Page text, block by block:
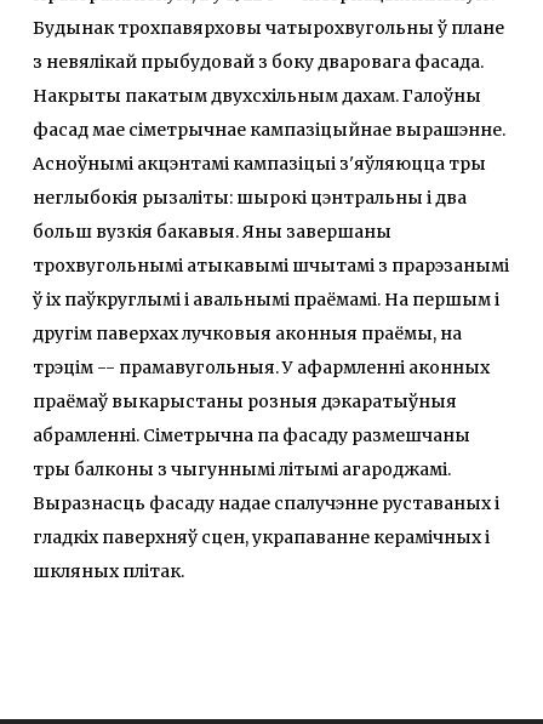
Будынак трохпавярховы чатырохвугольны ў плане
з невялікай прыбудовай з боку дваровага фасада.
Накрыты пакатым двухсхільным дахам. Галоўны
фасад мае сіметрычнае кампазіцыйнае вырашэнне.
Асноўнымі акцэнтамі кампазіцыі з'яўляюцца тры
неглыбокія рызаліты: шырокі цэнтральны і два
больш вузкія бакавыя. Яны завершаны
трохвугольнымі атыкавымі шчытамі з прарэзанымі
ў іх паўкруглымі і авальнымі праёмамі. На першым і
другім паверхах лучковыя аконныя праёмы, на
трэцім -- прамавугольныя. У афармленні аконных
праёмаў выкарыстаны розныя дэкаратыўныя
абрамленні. Сіметрычна па фасаду размешчаны
тры балконы з чыгуннымі літымі агароджамі.
Выразнасць фасаду надае спалучэнне руставаных і
гладкіх паверхняў сцен, украпаванне керамічных і
шкляных плітак.